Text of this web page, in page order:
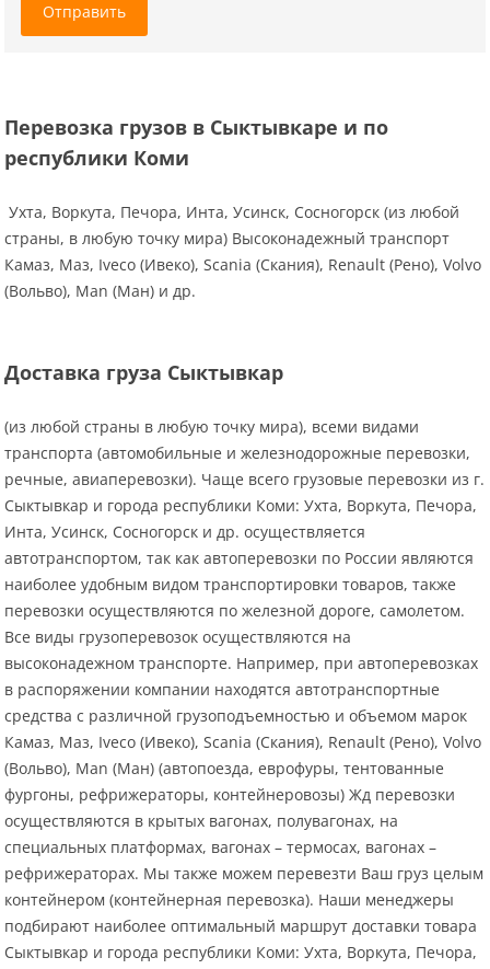
Отправить
Перевозка грузов в Сыктывкаре и по
республики Коми
Ухта, Воркута, Печора, Инта, Усинск, Сосногорск (из любой
страны, в любую точку мира) Высоконадежный транспорт
Камаз, Маз, Iveco (Ивеко), Scania (Скания), Renault (Рено), Volvo
(Вольво), Man (Ман) и др.
Доставка груза Сыктывкар
(из любой страны в любую точку мира), всеми видами
транспорта (автомобильные и железнодорожные перевозки,
речные, авиаперевозки). Чаще всего грузовые перевозки из г.
Сыктывкар и города республики Коми: Ухта, Воркута, Печора,
Инта, Усинск, Сосногорск и др. осуществляется
автотранспортом, так как автоперевозки по России являются
наиболее удобным видом транспортировки товаров, также
перевозки осуществляются по железной дороге, самолетом.
Все виды грузоперевозок осуществляются на
высоконадежном транспорте. Например, при автоперевозках
в распоряжении компании находятся автотранспортные
средства с различной грузоподъемностью и объемом марок
Камаз, Маз, Iveco (Ивеко), Scania (Скания), Renault (Рено), Volvo
(Вольво), Man (Ман) (автопоезда, еврофуры, тентованные
фургоны, рефрижераторы, контейнеровозы) Жд перевозки
осуществляются в крытых вагонах, полувагонах, на
специальных платформах, вагонах – термосах, вагонах –
рефрижераторах. Мы также можем перевезти Ваш груз целым
контейнером (контейнерная перевозка). Наши менеджеры
подбирают наиболее оптимальный маршрут доставки товара
Сыктывкар и города республики Коми: Ухта, Воркута, Печора,